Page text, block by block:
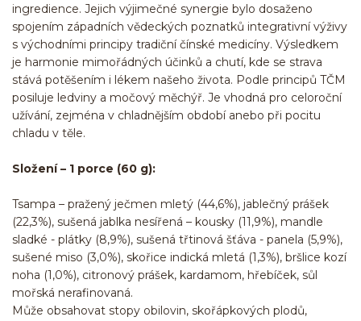
ingredience. Jejich výjimečné synergie bylo dosaženo
spojením západních vědeckých poznatků integrativní výživy
s východními principy tradiční čínské medicíny. Výsledkem
je harmonie mimořádných účinků a chutí, kde se strava
stává potěšením i lékem našeho života. Podle principů TČM
posiluje ledviny a močový měchýř. Je vhodná pro celoroční
užívání, zejména v chladnějším období anebo při pocitu
chladu v těle.
Složení – 1 porce (60 g):
Tsampa – pražený ječmen mletý (44,6%), jablečný prášek
(22,3%), sušená jablka nesířená – kousky (11,9%), mandle
sladké - plátky (8,9%), sušená třtinová šťáva - panela (5,9%),
sušené miso (3,0%), skořice indická mletá (1,3%), bršlice kozí
noha (1,0%), citronový prášek, kardamom, hřebíček, sůl
mořská nerafinovaná.
Může obsahovat stopy obilovin, skořápkových plodů,